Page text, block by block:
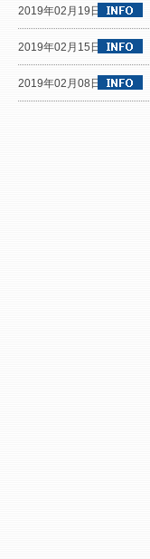
2019年02月19日
2019年02月15日
2019年02月08日